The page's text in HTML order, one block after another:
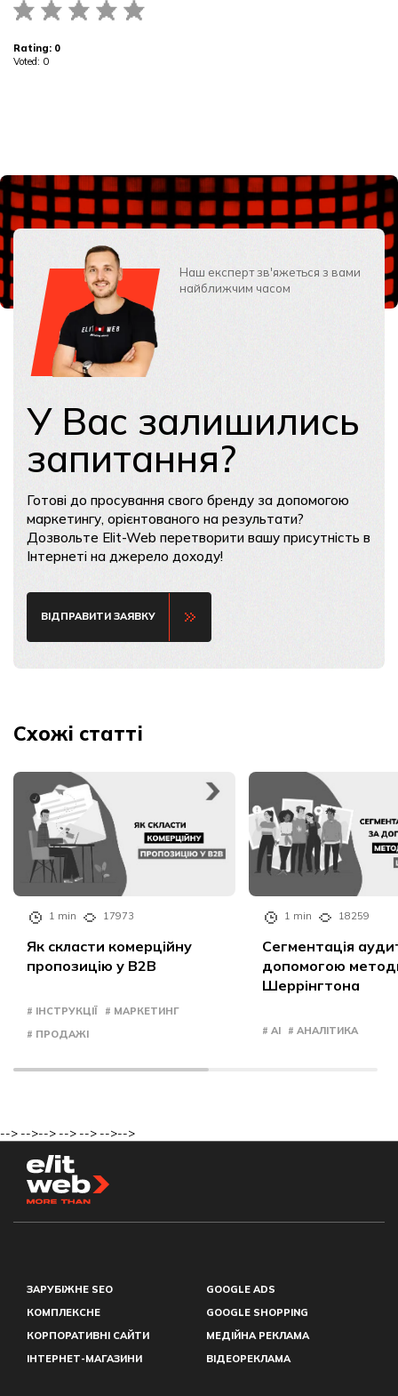
Rating: 0
Voted: 0
Наш експерт зв'яжеться з вами
найближчим часом
У Вас залишились
запитання?
Готові до просування свого бренду за допомогою
маркетингу, орієнтованого на результати?
Дозвольте Elit-Web перетворити вашу присутність в
Інтернеті на джерело доходу!
ВІДПРАВИТИ ЗАЯВКУ
Схожі статті
1 min 17973
Як скласти комерційну
пропозицію у B2B
# ІНСТРУКЦІЇ
# МАРКЕТИНГ
# ПРОДАЖІ
1 min 18259
Сегментація
допомогою
Шеррінгтона
# AI # АНАЛІТИКА
--> -->--> --> --> -->-->
ЗАРУБІЖНЕ SEO
КОМПЛЕКСНЕ
КОРПОРАТИВНІ САЙТИ
ІНТЕРНЕТ-МАГАЗИНИ
GOOGLE ADS
GOOGLE SHOPPING
МЕДІЙНА РЕКЛАМА
ВІДЕОРЕКЛАМА